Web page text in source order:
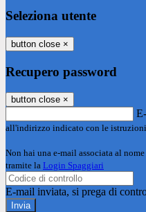
Seleziona utente
button close ×
Recupero password
button close ×
all'indirizzo indicato con le istruzioni
Non hai una e-mail associata al
tramite la Login Spaggiari
E-mail inviata, si prega di